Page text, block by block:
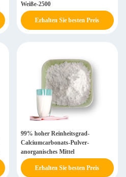
Weiße-2500
Erhalten Sie besten Preis
99% hoher Reinheitsgrad-
Calciumcarbonats-Pulver-
anorganisches Mittel
Erhalten Sie besten Preis